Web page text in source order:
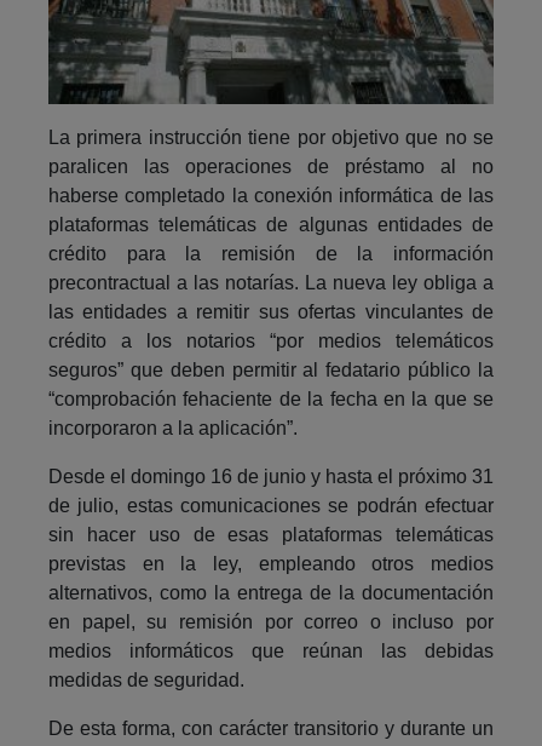
La primera instrucción tiene por objetivo que no se
paralicen las operaciones de préstamo al no
haberse completado la conexión informática de las
plataformas telemáticas de algunas entidades de
crédito para la remisión de la información
precontractual a las notarías. La nueva ley obliga a
las entidades a remitir sus ofertas vinculantes de
crédito a los notarios “por medios telemáticos
seguros” que deben permitir al fedatario público la
“comprobación fehaciente de la fecha en la que se
incorporaron a la aplicación”.
Desde el domingo 16 de junio y hasta el próximo 31
de julio, estas comunicaciones se podrán efectuar
sin hacer uso de esas plataformas telemáticas
previstas en la ley, empleando otros medios
alternativos, como la entrega de la documentación
en papel, su remisión por correo o incluso por
medios informáticos que reúnan las debidas
medidas de seguridad.
De esta forma, con carácter transitorio y durante un